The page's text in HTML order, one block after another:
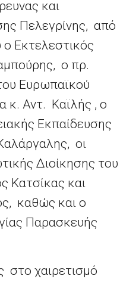
και
Πελεγρίνης, από
ο Εκτελεστικός
ο πρ.
Ευρωπαϊκού
κ. Αντ. Καϊλής , ο
Εκπαίδευσης
οι
Διοίκησης του
Κατσίκας και
καθώς και ο
Παρασκευής
χαιρετισμό